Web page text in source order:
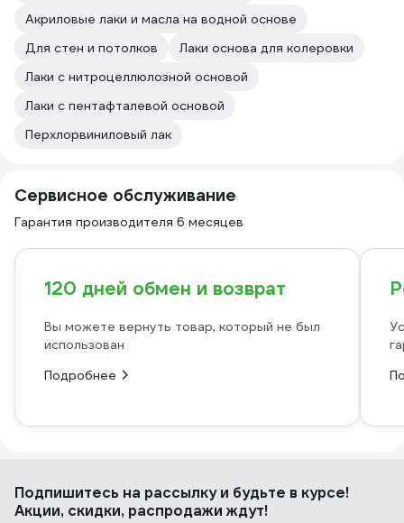
Акриловые лаки и масла на водной основе
Для стен и потолков
Лаки основа для колеровки
Лаки с нитроцеллюлозной основой
Лаки с пентафталевой основой
Перхлорвиниловый лак
Сервисное обслуживание
Гарантия производителя 6 месяцев
120 дней обмен и возврат
Вы можете вернуть товар, который не был
использован
Подробнее
Подпишитесь на рассылкуи будьте в курсе!
Акции, скидки, распродажи ждут!